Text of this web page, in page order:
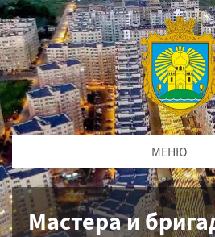
МЕНЮ
Мастера и